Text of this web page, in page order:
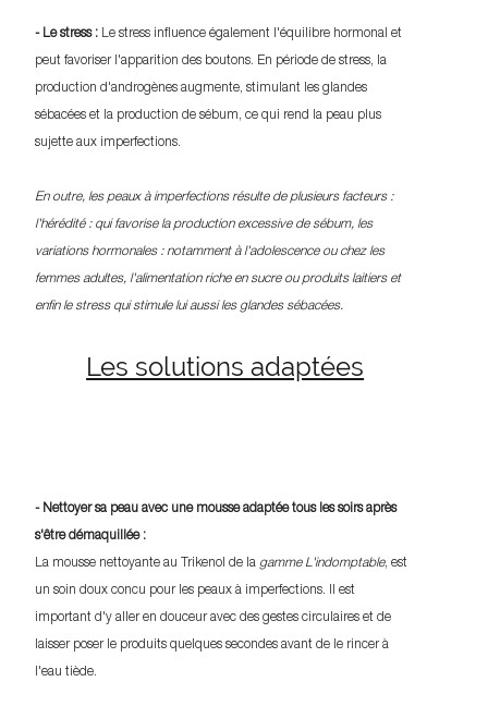
- Le stress : Le stress influence également l'équilibre hormonal et
peut favoriser l'apparition des boutons. En période de stress, la
production d'androgènes augmente, stimulant les glandes
sébacées et la production de sébum, ce qui rend la peau plus
sujette aux imperfections.
En outre, les peaux à imperfections résulte de plusieurs facteurs :
l'hérédité : qui favorise la production excessive de sébum, les
variations hormonales : notamment à l'adolescence ou chez les
femmes adultes, l'alimentation riche en sucre ou produits laitiers et
enfin le stress qui stimule lui aussi les glandes sébacées.
Les solutions adaptées
- Nettoyer sa peau avec une mousse adaptée tous les soirs après
s'être démaquillée :
La mousse nettoyante au Trikenol de la gamme L'indomptable, est
un soin doux concu pour les peaux à imperfections. Il est
important d'y aller en douceur avec des gestes circulaires et de
laisser poser le produits quelques secondes avant de le rincer à
l'eau tiède.